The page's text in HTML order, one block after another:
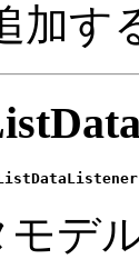
加す
モデ